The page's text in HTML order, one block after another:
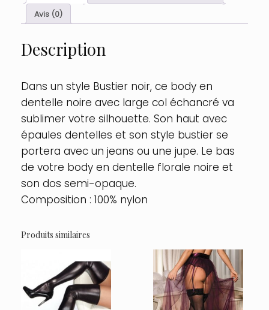
-
Couleur
:
Avis (0)
Description
Dans un style Bustier noir, ce body en
dentelle noire avec large col échancré va
sublimer votre silhouette. Son haut avec
épaules dentelles et son style bustier se
portera avec un jeans ou une jupe. Le bas
de votre body en dentelle florale noire et
son dos semi-opaque.
Composition : 100% nylon
Produits similaires